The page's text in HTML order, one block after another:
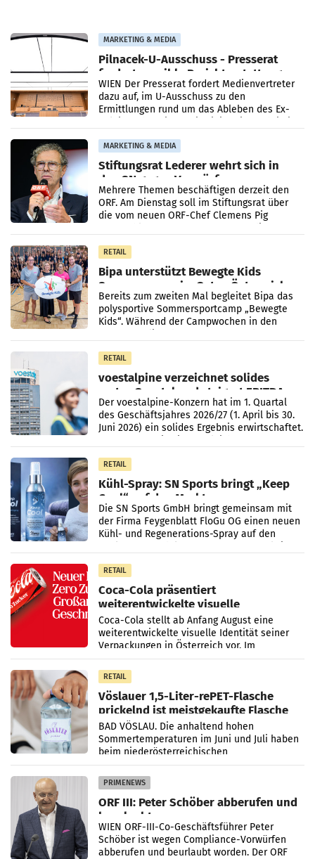
MARKETING & MEDIA
Pilnacek-U-Ausschuss - Presserat
fordert sensible Berichterstattung
WIEN Der Presserat fordert Medienvertreter
dazu auf, im U-Ausschuss zu den
Ermittlungen rund um das Ableben des Ex-
MARKETING & MEDIA
Stiftungsrat Lederer wehrt sich in
den SN gegen Vorwürfe
Mehrere Themen beschäftigen derzeit den
ORF. Am Dienstag soll im Stiftungsrat über
die vom neuen ORF-Chef Clemens Pig
RETAIL
Bipa unterstützt Bewegte Kids
Sommercamps im Osten Österreichs
Bereits zum zweiten Mal begleitet Bipa das
polysportive Sommersportcamp „Bewegte
Kids“. Während der Campwochen in den
RETAIL
voestalpine verzeichnet solides
erstes Quartal und steigert EBITDA
Der voestalpine-Konzern hat im 1. Quartal
des Geschäftsjahres 2026/27 (1. April bis 30.
Juni 2026) ein solides Ergebnis erwirtschaftet.
RETAIL
Kühl-Spray: SN Sports bringt „Keep
Cool“ auf den Markt
Die SN Sports GmbH bringt gemeinsam mit
der Firma Feygenblatt FloGu OG einen neuen
Kühl- und Regenerations-Spray auf den
RETAIL
Coca-Cola präsentiert
weiterentwickelte visuelle
Markenidentität
Coca-Cola stellt ab Anfang August eine
weiterentwickelte visuelle Identität seiner
Verpackungen in Österreich vor. Im
Mittelpunkt des Redesigns stehen zentrale
Gestaltungselemente
RETAIL
Vöslauer 1,5-Liter-rePET-Flasche
prickelnd ist meistgekaufte Flasche
Österreichs
BAD VÖSLAU. Die anhaltend hohen
Sommertemperaturen im Juni und Juli haben
beim niederösterreichischen
Getränkehersteller Vöslauer zu deutlichen
Absatzzuwächsen geführt. Während
PRIMENEWS
ORF III: Peter Schöber abberufen und
beurlaubt
WIEN ORF-III-Co-Geschäftsführer Peter
Schöber ist wegen Compliance-Vorwürfen
abberufen und beurlaubt worden. Der ORF